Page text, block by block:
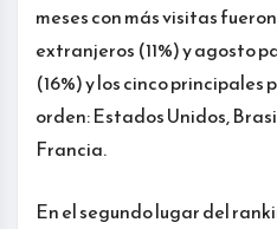
meses con más visitas
extranjeros (11%) y agosto
(16%) y los cinco principales
orden: Estados Unidos,
Francia.
En el segundo lugar del